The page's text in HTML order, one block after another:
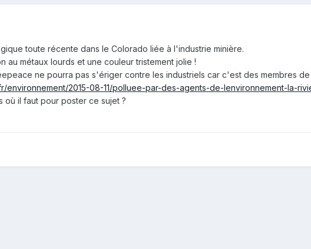
toute récente dans le Colorado liée à l'industrie minière.
au métaux lourds et une couleur tristement jolie !
ne pourra pas s'ériger contre les industriels car c'est des membres de
environnement/2015-08-11/polluee-par-des-agents-de-lenvironnement-la-
où il faut pour poster ce sujet ?